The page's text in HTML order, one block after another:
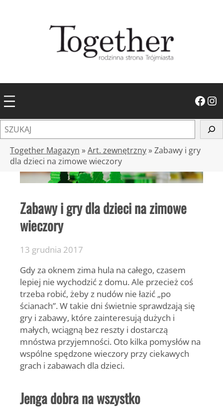
Facebook Instagram
z
Together Magazyn »Art. zewnętrzny»Zabawy i gry
dla dzieci na zimowe wieczory
Zabawy i gry dla dzieci na zimowe
wieczory
13 grudnia 2017
Gdy za oknem zima hula na całego, czasem
lepiej nie wychodzić z domu. Ale przecież coś
trzeba robić, żeby z nudów nie łazić „po
ścianach”. W takie dni świetnie sprawdzają się
gry i zabawy, które zainteresują dużych i
małych, wciągną bez reszty i dostarczą
mnóstwa przyjemności. Oto kilka pomysłów na
wspólne spędzone wieczory przy ciekawych
grach i zabawach dla dzieci.
Jenga dobra na wszystko